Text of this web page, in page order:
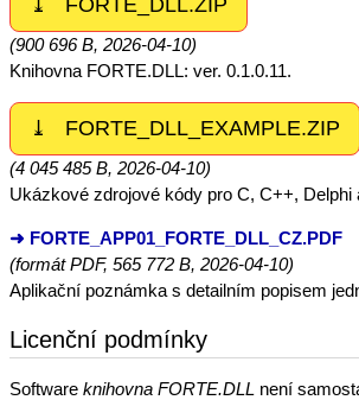
⤓ FORTE_DLL.ZIP
(900 696 B, 2026-04-10)
Knihovna FORTE.DLL: ver. 0.1.0.11.
⤓ FORTE_DLL_EXAMPLE.ZIP
(4 045 485 B, 2026-04-10)
Ukázkové zdrojové kódy pro C, C++, Delphi
➜ FORTE_APP01_FORTE_DLL_CZ.PDF
(formát PDF, 565 772 B, 2026-04-10)
Aplikační poznámka s detailním popisem
Licenční podmínky
Software knihovna FORTE.DLL není